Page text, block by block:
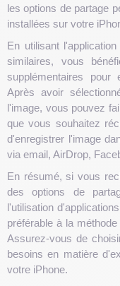
les options de partage
installées sur votre
En utilisant
similaires, vous
supplémentaires pour
Après avoir
l'image, vous pouvez
que vous souhaitez
d'enregistrer l'image
via email, AirDrop,
En résumé, si vous
des options de
l'utilisation
préférable à la
Assurez-vous de
besoins en matière
votre iPhone.